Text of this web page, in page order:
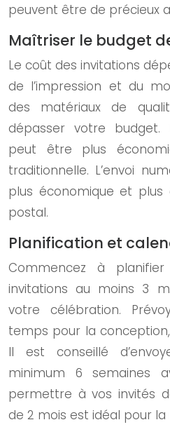
peuvent être de précieux
Maîtriser le budget
Le coût des invitations
de l’impression et du
des matériaux de
dépasser votre budget.
peut être plus
traditionnelle. L’envoi
plus économique et plus
postal.
Planification et
Commencez à
invitations au moins 3
votre célébration.
temps pour la conception,
Il est conseillé
minimum 6 semaines
permettre à vos invités
de 2 mois est idéal pour la